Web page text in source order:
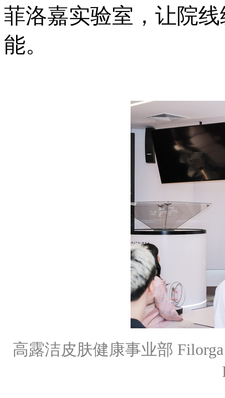
菲洛嘉实验室，让院
能。
高露洁皮肤健康事业部 Filorga